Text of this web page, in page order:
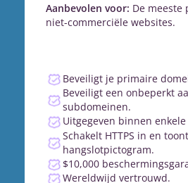
Aanbevolen voor: De meeste
niet-commerciële websites.
Beveiligt je primaire
Beveiligt een onbeperkt
subdomeinen.
Uitgegeven binnen
Schakelt HTTPS in en
hangslotpictogram.
$10,000
Wereldwijd vertrouwd.